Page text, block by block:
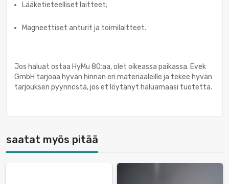
Lääketieteelliset laitteet;
Magneettiset anturit ja toimilaitteet.
Jos haluat ostaa HyMu 80:aa, olet oikeassa paikassa. Evek
GmbH tarjoaa hyvän hinnan eri materiaaleille ja tekee hyvän
tarjouksen pyynnöstä, jos et löytänyt haluamaasi tuotetta.
saatat myös pitää